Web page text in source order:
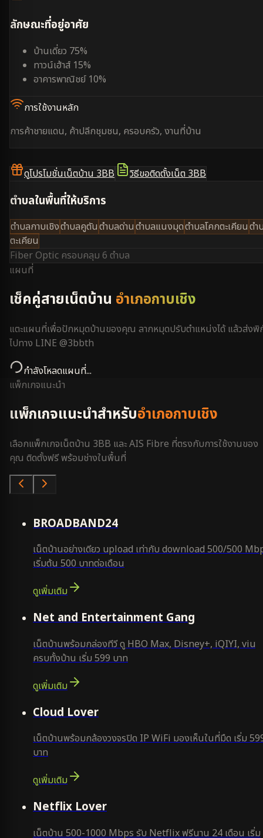
ลักษณะที่อยู่อาศัย
บ้านเดี่ยว 75%
ทาวน์เฮ้าส์ 15%
อาคารพาณิชย์ 10%
การใช้งานหลัก
การค้าชายแดน, ค้าปลีกชุมชน, ครอบครัว, งานที่บ้าน
ดูโปรโมชั่นเน็ตบ้าน 3BB วิธีขอติดตั้งเน็ต 3BB
ตำบลในพื้นที่ให้บริการ
ตำบลกาบเชิงตำบลคูตันตำบลด่านตำบลแนงมุดตำบลโคกตะเคียนตำ
ตะเคียน
Fiber Optic ครอบคลุม 6 ตำบล
แผนที่
เช็คคู่สายเน็ตบ้าน อำเภอกาบเชิง
แตะแผนที่เพื่อปักหมุดบ้านของคุณ ลากหมุดปรับตำแหน่งได้ แล้วส่งพิ
ไปทาง LINE @3bbth
กำลังโหลดแผนที่...
แพ็กเกจแนะนำ
แพ็กเกจแนะนำสำหรับอำเภอกาบเชิง
เลือกแพ็กเกจเน็ตบ้าน 3BB และ AIS Fibre ที่ตรงกับการใช้งานของ
คุณ ติดตั้งฟรี พร้อมช่างในพื้นที่
BROADBAND24
เน็ตบ้านอย่างเดียว upload เท่ากับ download 500/500
เริ่มต้น 500 บาทต่อเดือน
ดูเพิ่มเติม
Net and Entertainment Gang
เน็ตบ้านพร้อมกล่องทีวี ดู HBO Max, Disney+, iQIYI, viu
ครบทั้งบ้าน เริ่ม 599 บาท
ดูเพิ่มเติม
Cloud Lover
เน็ตบ้านพร้อมกล้องวงจรปิด IP WiFi มองเห็นในที่มืด เริ่ม
บาท
ดูเพิ่มเติม
Netflix Lover
เน็ตบ้าน 500-1000 Mbps รับ Netflix ฟรีนาน 24 เดือน เริ่ม